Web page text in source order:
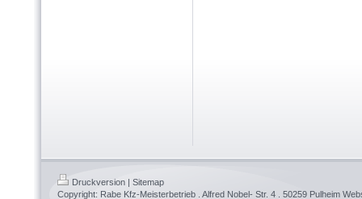
Druckversion | Sitemap
Copyright: Rabe Kfz-Meisterbetrieb . Alfred Nobel- Str. 4 . 50259 Pulheim